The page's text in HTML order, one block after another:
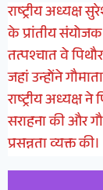
राष्ट्रीय अध्यक्ष
के प्रांतीय
तत्पश्चात वे
जहां उन्होंने
राष्ट्रीय अध्यक्ष
सराहना की और
प्रसन्नता व्यक्त की।